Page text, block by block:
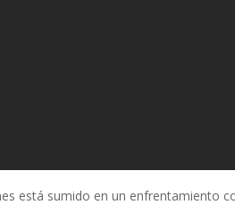
está sumido en un enfrentamiento